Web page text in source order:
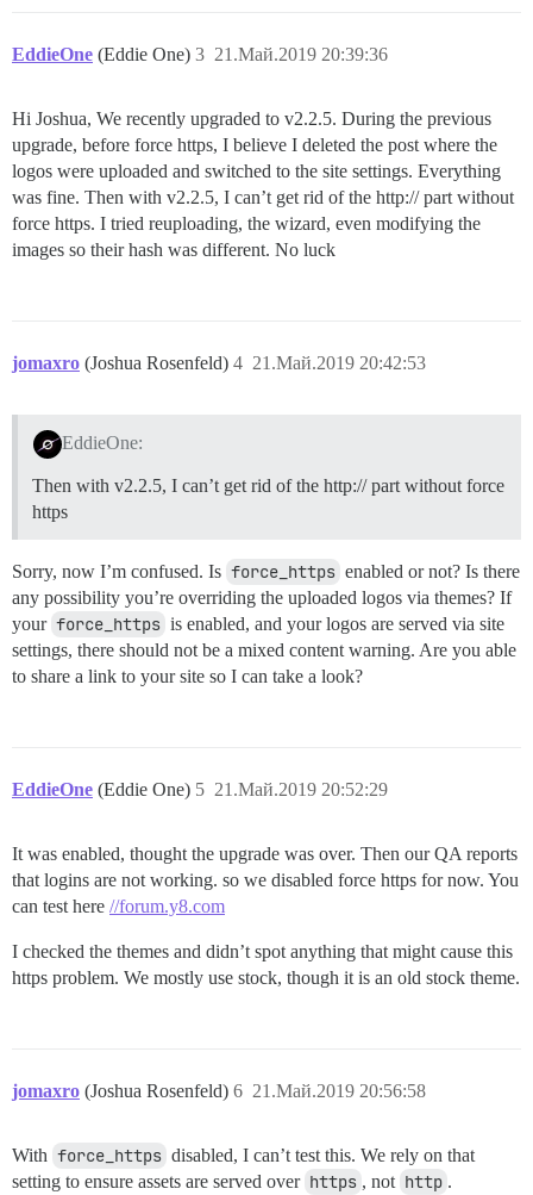
EddieOne (Eddie One) 21.Май.2019 20:39:36
3
Hi Joshua, We recently upgraded to v2.2.5. During the previous
upgrade, before force https, I believe I deleted the post where the
logos were uploaded and switched to the site settings. Everything
was fine. Then with v2.2.5, I can’t get rid of the http:// part without
force https. I tried reuploading, the wizard, even modifying the
images so their hash was different. No luck
jomaxro (Joshua Rosenfeld) 21.Май.2019 20:42:53
4
EddieOne:
Then with v2.2.5, I can’t get rid of the http:// part without force
https
Sorry, now I’m confused. Is force_https enabled or not? Is there
any possibility you’re overriding the uploaded logos via themes? If
your force_https is enabled, and your logos are served via site
settings, there should not be a mixed content warning. Are you able
to share a link to your site so I can take a look?
EddieOne (Eddie One) 21.Май.2019 20:52:29
5
It was enabled, thought the upgrade was over. Then our QA reports
that logins are not working. so we disabled force https for now. You
can test here //forum.y8.com
I checked the themes and didn’t spot anything that might cause this
https problem. We mostly use stock, though it is an old stock theme.
jomaxro (Joshua Rosenfeld) 21.Май.2019 20:56:58
6
With force_https disabled, I can’t test this. We rely on that
setting to ensure assets are served over https , not http .